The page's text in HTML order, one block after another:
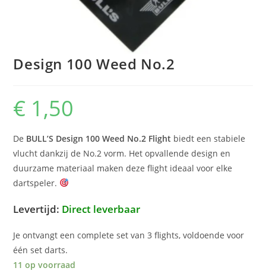
Design 100 Weed No.2
€ 1,50
De BULL’S Design 100 Weed No.2 Flight biedt een stabiele
vlucht dankzij de No.2 vorm. Het opvallende design en
duurzame materiaal maken deze flight ideaal voor elke
dartspeler.
Levertijd: Direct leverbaar
Je ontvangt een complete set van 3 flights, voldoende voor
één set darts.
11 op voorraad